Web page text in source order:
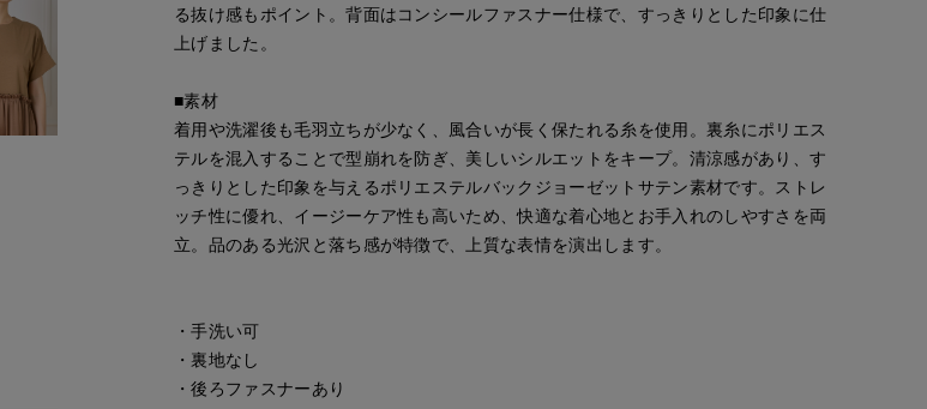
る抜け感もポイント。背面はコンシールファスナー仕様で、すっきりとした印象に仕
上げました。
■素材
着用や洗濯後も毛羽立ちが少なく、風合いが長く保たれる糸を使用。裏糸にポリエス
テルを混入することで型崩れを防ぎ、美しいシルエットをキープ。清涼感があり、す
っきりとした印象を与えるポリエステルバックジョーゼットサテン素材です。ストレ
ッチ性に優れ、イージーケア性も高いため、快適な着心地とお手入れのしやすさを両
立。品のある光沢と落ち感が特徴で、上質な表情を演出します。
・手洗い可
・裏地なし
・後ろファスナーあり